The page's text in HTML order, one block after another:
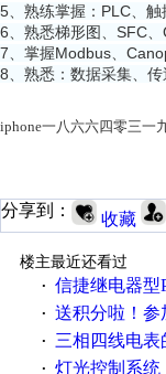
5、熟练掌握：PLC、触
6、熟悉梯形图、SFC
7、掌握Modbus、
8、熟悉：数据采集、
iphone一八六六四零三一
分享到： 收藏
楼主最近还看过
· 信捷继电器型
· 送积分啦！参加7月
· 三相四线电表
· 灯光控制系统